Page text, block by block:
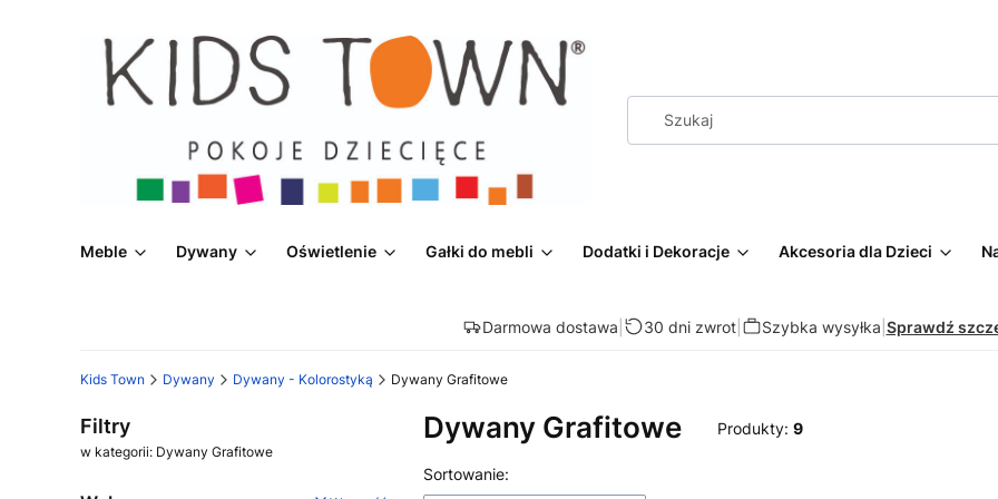
Meble Dywany Oświetlenie Gałki do mebli Dodatki i Dekoracje Akcesoria dla Dzieci
Darmowa dostawa 30 dni zwrot| Szybka wysyłka Sprawdź
Kids Town Dywany Dywany - Kolorostyką Dywany Grafitowe
Filtry
w kategorii: Dywany Grafitowe
Dywany Grafitowe Produkty: 9
Lista produktów
Sortowanie: